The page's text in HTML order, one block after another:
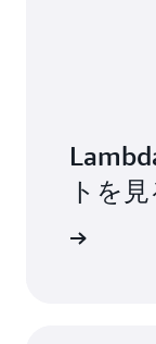
トを見